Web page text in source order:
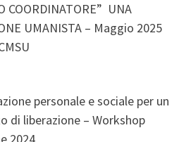
COORDINATORE” UNA
UMANISTA – Maggio 2025
personale e sociale per un
di liberazione – Workshop
2024